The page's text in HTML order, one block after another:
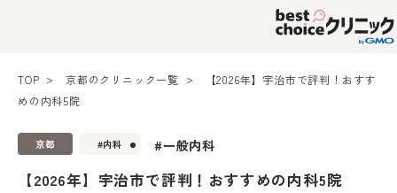
TOP 京都のクリニック一覧
【2026年】宇治市で評判！おすす
めの内科5院
京都 #内科 #一般内科
【2026年】宇治市で評判！おすすめの内科5院